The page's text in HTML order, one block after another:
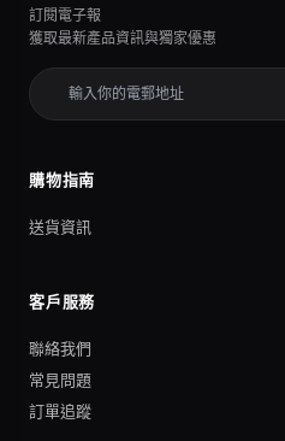
訂閱電子報
獲取最新產品資訊與獨家優惠
購物指南
送貨資訊
客戶服務
聯絡我們
常見問題
訂單追蹤